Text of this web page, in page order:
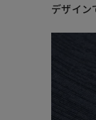
デザイン